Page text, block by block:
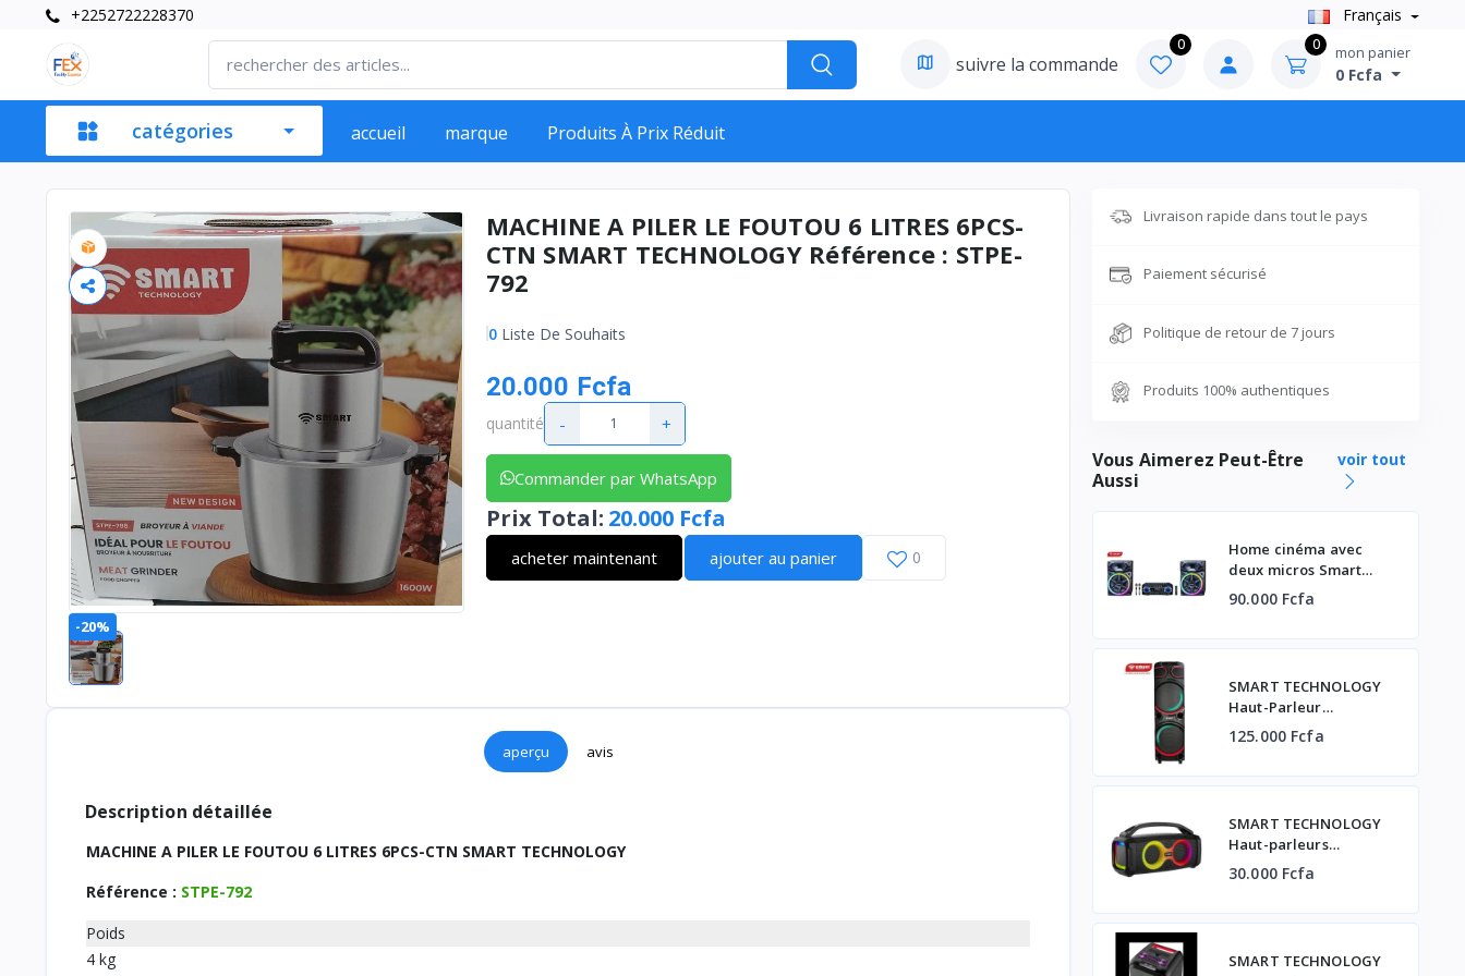
+2252722228370 Français
suivre la commande
0 0 mon panier
0 Fcfa
catégories accueil marque Produits À Prix Réduit
-20%
MACHINE A PILER LE FOUTOU 6 LITRES 6PCS-
CTN SMART TECHNOLOGY Référence : STPE-
792
0Liste De Souhaits
20.000 Fcfa
quantité - +
Commander par WhatsApp
Prix Total: 20.000 Fcfa
acheter maintenant ajouter au panier 0
aperçu avis
Description détaillée
MACHINE A PILER LE FOUTOU 6 LITRES 6PCS-CTN SMART TECHNOLOGY
Référence : STPE-792
Poids
4 kg
Livraison rapide dans tout le pays
Paiement sécurisé
Politique de retour de 7 jours
Produits 100% authentiques
Vous Aimerez Peut-Être
Aussi
voir tout
Home cinéma avec
deux micros Smart
Technology – 2000W –
USB – Carte SD – AUX –
Télécommande – STHP-
90.000 Fcfa
SMART TECHNOLOGY
Haut-Parleur
Rechargeable -STHP-
3080E -1000W- 2x10'' –
2xMicros –
125.000 Fcfa
SMART TECHNOLOGY
Haut-parleurs
Rechargeable-Résistant
à l’Eau (STHP-5050E)
D’Éclairage- Bluetooth-
30.000 Fcfa
SMART TECHNOLOGY